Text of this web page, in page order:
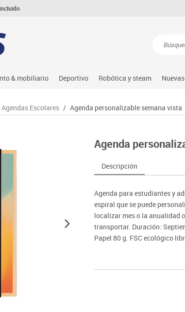
Lenguaje & idiomas
& mobiliario
naturales
vitrinas y expositores
y taburetes
Deportivo
Atletismo
Compl. deportivos
Deportes raqueta
Equipamiento
Hockey
Protección
Robótica y steam
Steam
Lego education
Matatastudio
Vex robotics
Otros
Audio
Agendas Escolares / Agenda personalizable semana vista
Agenda
Descripción
Agenda para estudiantes y
espiral que se puede
localizar mes o la anualidad
transportar. Duración:
Papel 80 g. FSC ecológico